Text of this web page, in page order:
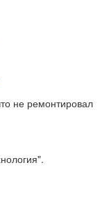
не ремонтировал